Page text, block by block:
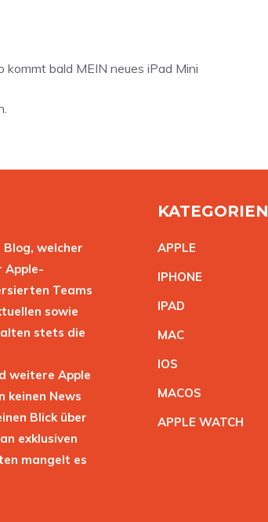
kommt bald MEIN neues iPad Mini
welcher
Apple-
Teams
sowie
stets die
weitere Apple
keinen News
Blick über
exklusiven
mangelt es
KATEGORIEN
APPLE
IPHONE
IPAD
MAC
IOS
MACOS
APPLE WATCH